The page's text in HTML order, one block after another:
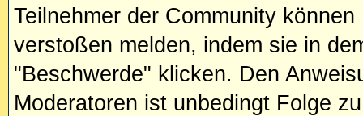
Teilnehmer der Community
verstoßen melden, indem sie in
"Beschwerde" klicken. Den
Moderatoren ist unbedingt Folge